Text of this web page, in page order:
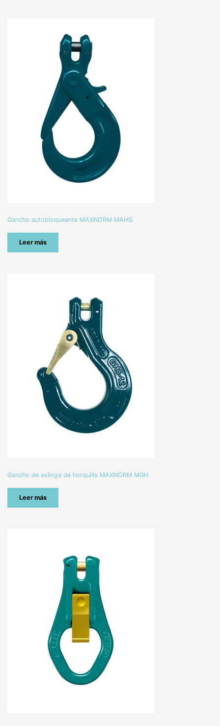
Gancho autobloqueante MAXNORM MAHG
Leer más
Gancho de eslinga de horquilla MAXNORM MGH
Leer más